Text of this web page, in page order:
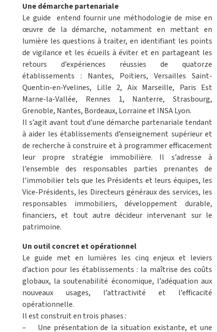
Une démarche partenariale
Le guide entend fournir une méthodologie de mise en
œuvre de la démarche, notamment en mettant en
lumière les questions à traiter, en identifiant les points
de vigilance et les écueils à éviter et en partageant les
retours d’expériences réussies de quatorze
établissements : Nantes, Poitiers, Versailles Saint-
Quentin-en-Yvelines, Lille 2, Aix Marseille, Paris Est
Marne-la-Vallée, Rennes 1, Nanterre, Strasbourg,
Grenoble, Nantes, Bordeaux, Lorraine et INSA Lyon.
Il s’agit avant tout d’une démarche partenariale tendant
à aider les établissements d’enseignement supérieur et
de recherche à construire et à programmer efficacement
leur propre stratégie immobilière. Il s’adresse à
l’ensemble des responsables parties prenantes de
l’immobilier tels que les Présidents et leurs équipes, les
Vice-Présidents, les Directeurs généraux des services, les
responsables immobiliers, développement durable,
financiers, et tout autre décideur intervenant sur le
patrimoine.
Un outil concret et opérationnel
Le guide met en lumières les cinq enjeux et leviers
d’action pour les établissements : la maîtrise des coûts
globaux, la soutenabilité économique, l’adéquation aux
nouveaux usages, l’attractivité et l’efficacité
opérationnelle.
Il est construit en trois phases :
– Une présentation de la situation existante, et une